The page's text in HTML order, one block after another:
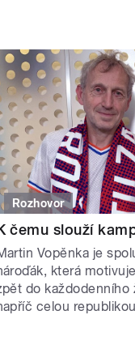
Rozhovor
čemu slouží
Vopěnka je
která
do každodenního
celou